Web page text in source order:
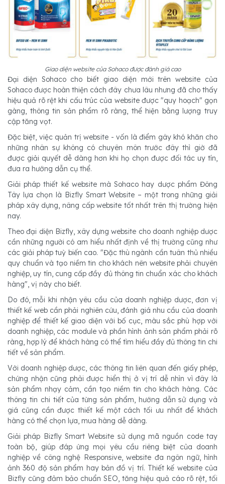
Giao diện website của Sohaco được đánh giá cao
Đại diện Sohaco cho biết giao diện mới trên website của
Sohaco được hoàn thiện cách đây chưa lâu nhưng đã cho thấy
hiệu quả rõ rệt khi cấu trúc của website được "quy hoạch" gọn
gàng, thông tin sản phẩm rõ ràng, thể hiện bằng lượng truy
cập tăng vọt.
Đặc biệt, việc quản trị website - vốn là điểm gây khó khăn cho
những nhân sự không có chuyên môn trước đây thì giờ đã
được giải quyết dễ dàng hơn khi họ chọn được đối tác uy tín,
đưa ra hướng dẫn cụ thể.
Giải pháp thiết kế website mà Sohaco hay dược phẩm Đông
Tây lựa chọn là Bizfly Smart Website – một trong những giải
pháp xây dựng, nâng cấp website tốt nhất trên thị trường hiện
nay.
Theo đại diện Bizfly, xây dựng website cho doanh nghiệp dược
cần những người có am hiểu nhất định về thị trường cũng như
các giải pháp tuỳ biến cao. "Đặc thù ngành cần tuân thủ nhiều
quy chuẩn và tạo niềm tin cho khách nên website phải chuyên
nghiệp, uy tín, cung cấp đầy đủ thông tin chuẩn xác cho khách
hàng", vị này cho biết.
Do đó, mỗi khi nhận yêu cầu của doanh nghiệp dược, đơn vị
thiết kế web cần phải nghiên cứu, đánh giá nhu cầu của doanh
nghiệp để thiết kế giao diện với bố cục, màu sắc phù hợp với
doanh nghiệp, các module và phần hình ảnh sản phẩm phải rõ
ràng, hợp lý để khách hàng có thể tìm hiểu đầy đủ thông tin chi
tiết về sản phẩm.
Với doanh nghiệp dược, các thông tin liên quan đến giấy phép,
chứng nhận cũng phải được hiển thị ở vị trí dễ nhìn vì đây là
sản phẩm nhạy cảm, cần tạo niềm tin cho khách hàng. Các
thông tin chi tiết của từng sản phẩm, hướng dẫn sử dụng và
giá cũng cần được thiết kế một cách tối ưu nhất để khách
hàng có thể chọn lựa, mua hàng dễ dàng.
Giải pháp Bizfly Smart Website sử dụng mã nguồn code tay
toàn bộ, giúp đáp ứng mọi yêu cầu riêng biệt của doanh
nghiệp về công nghệ Responsive, website đa ngôn ngữ, hình
ảnh 360 độ sản phẩm hay bản đồ vị trí. Thiết kế website của
Bizfly cũng đảm bảo chuẩn SEO, tăng hiệu quả cáo rõ rệt, tối